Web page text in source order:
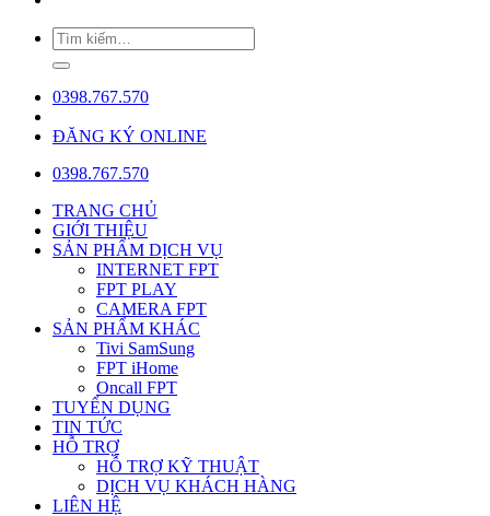
0398.767.570
ĐĂNG KÝ ONLINE
0398.767.570
TRANG CHỦ
GIỚI THIỆU
SẢN PHẨM DỊCH VỤ
INTERNET FPT
FPT PLAY
CAMERA FPT
SẢN PHẨM KHÁC
Tivi SamSung
FPT iHome
Oncall FPT
TUYỂN DỤNG
TIN TỨC
HỖ TRỢ
HỖ TRỢ KỸ THUẬT
DỊCH VỤ KHÁCH HÀNG
LIÊN HỆ